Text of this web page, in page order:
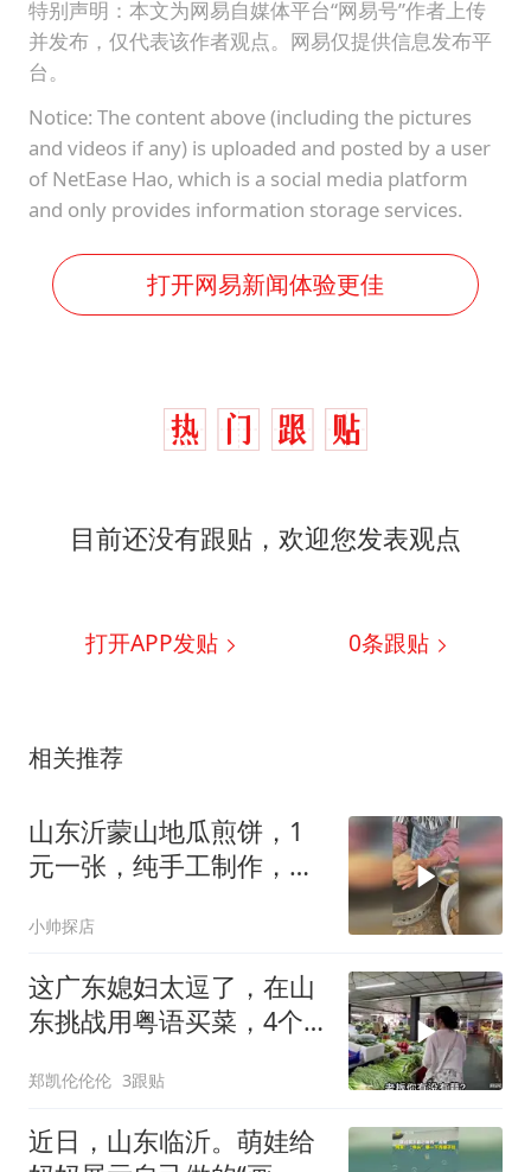
特别声明：本文为网易自媒体平台“网易号”作者上传
并发布，仅代表该作者观点。网易仅提供信息发布平
台。
Notice: The content above (including the pictures
and videos if any) is uploaded and posted by a user
of NetEase Hao, which is a social media platform
and only provides information storage services.
打开网易新闻体验更佳
目前还没有跟贴，欢迎您发表观点
打开APP发贴 0条跟贴
相关推荐
山东沂蒙山地瓜煎饼，1
元一张，纯手工制作，口
小帅探店
这广东媳妇太逗了，在山
东挑战用粤语买菜，4个
郑凯伦伦伦 3跟贴
近日，山东临沂。萌娃给